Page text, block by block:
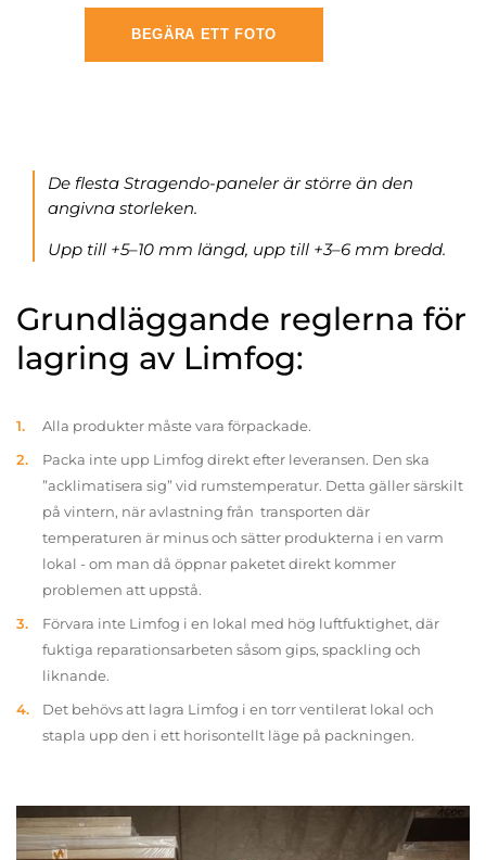
BEGÄRA ETT FOTO
De flesta Stragendo-paneler är större än den
angivna storleken.
Upp till +5–10 mm längd, upp till +3–6 mm bredd.
Grundläggande reglerna för
lagring av Limfog:
Alla produkter måste vara förpackade.
Packa inte upp Limfog direkt efter leveransen. Den ska
”acklimatisera sig” vid rumstemperatur. Detta gäller särskilt
på vintern, när avlastning från transporten där
temperaturen är minus och sätter produkterna i en varm
lokal - om man då öppnar paketet direkt kommer
problemen att uppstå.
Förvara inte Limfog i en lokal med hög luftfuktighet, där
fuktiga reparationsarbeten såsom gips, spackling och
liknande.
Det behövs att lagra Limfog i en torr ventilerat lokal och
stapla upp den i ett horisontellt läge på packningen.